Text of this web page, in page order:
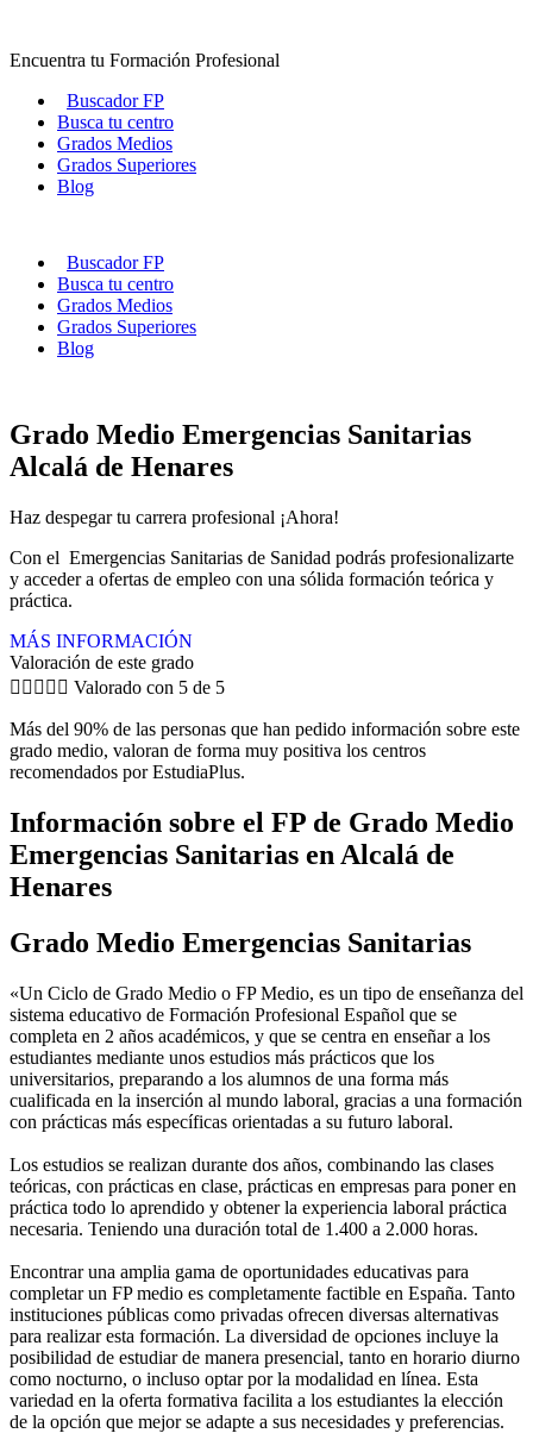
contenido
Encuentra tu Formación Profesional
Buscador FP
Busca tu centro
Grados Medios
Grados Superiores
Blog
Buscador FP
Busca tu centro
Grados Medios
Grados Superiores
Blog
Grado Medio Emergencias Sanitarias
Alcalá de Henares
Haz despegar tu carrera profesional ¡Ahora!
Con el Emergencias Sanitarias de Sanidad podrás profesionalizarte
y acceder a ofertas de empleo con una sólida formación teórica y
práctica.
MÁS INFORMACIÓN
Valoración de este grado
     Valorado con 5 de 5
Más del 90% de las personas que han pedido información sobre este
grado medio, valoran de forma muy positiva los centros
recomendados por EstudiaPlus.
Información sobre el FP de Grado Medio
Emergencias Sanitarias en Alcalá de
Henares
Grado Medio Emergencias Sanitarias
«Un Ciclo de Grado Medio o FP Medio, es un tipo de enseñanza del
sistema educativo de Formación Profesional Español que se
completa en 2 años académicos, y que se centra en enseñar a los
estudiantes mediante unos estudios más prácticos que los
universitarios, preparando a los alumnos de una forma más
cualificada en la inserción al mundo laboral, gracias a una formación
con prácticas más específicas orientadas a su futuro laboral.
Los estudios se realizan durante dos años, combinando las clases
teóricas, con prácticas en clase, prácticas en empresas para poner en
práctica todo lo aprendido y obtener la experiencia laboral práctica
necesaria. Teniendo una duración total de 1.400 a 2.000 horas.
Encontrar una amplia gama de oportunidades educativas para
completar un FP medio es completamente factible en España. Tanto
instituciones públicas como privadas ofrecen diversas alternativas
para realizar esta formación. La diversidad de opciones incluye la
posibilidad de estudiar de manera presencial, tanto en horario diurno
como nocturno, o incluso optar por la modalidad en línea. Esta
variedad en la oferta formativa facilita a los estudiantes la elección
de la opción que mejor se adapte a sus necesidades y preferencias.